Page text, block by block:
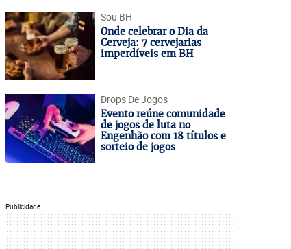
Sou BH
Onde celebrar o Dia da
Cerveja: 7 cervejarias
imperdíveis em BH
Drops De Jogos
Evento reúne comunidade
de jogos de luta no
Engenhão com 18 títulos e
sorteio de jogos
Publicidade